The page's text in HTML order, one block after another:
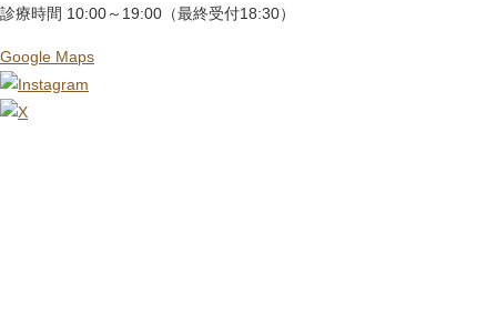
診療時間 10:00～19:00（最終受付18:30）
Google Maps